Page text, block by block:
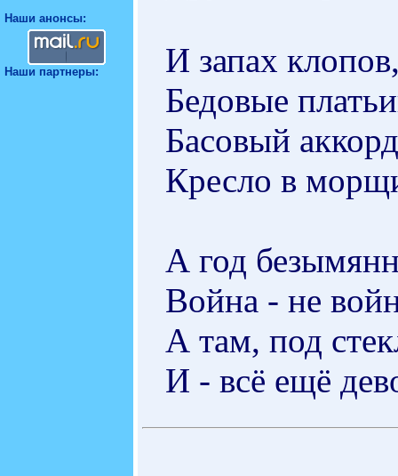
Наши анонсы:
Наши партнеры:
И запах
Бедовые
Басовый
Кресло в
А год
Война - не
А там, под
И - всё ещё